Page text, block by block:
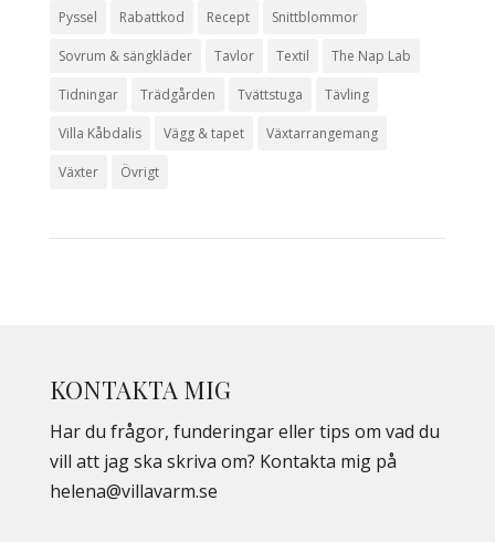
Pyssel Rabattkod Recept Snittblommor
Sovrum & sängkläder Tavlor Textil The Nap Lab
Tidningar Trädgården Tvättstuga Tävling
Villa Kåbdalis Vägg & tapet Växtarrangemang
Växter Övrigt
KONTAKTA MIG
Har du frågor, funderingar eller tips om vad du
vill att jag ska skriva om? Kontakta mig på
helena@villavarm.se